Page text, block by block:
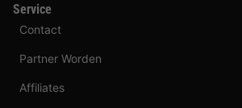
Service
Contact
Partner Worden
Affiliates